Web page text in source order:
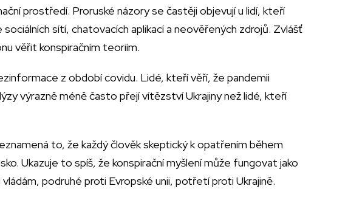
prostředí. Proruské názory se častěji objevují u lidí, kteří
sítí, chatovacích aplikací a neověřených zdrojů. Zvlášť
věřit konspiračním teoriím.
z období covidu. Lidé, kteří věří, že pandemii
výrazně méně často přejí vítězství Ukrajiny než lidé, kteří
to, že každý člověk skeptický k opatřením během
Ukazuje to spíš, že konspirační myšlení může fungovat jako
podruhé proti Evropské unii, potřetí proti Ukrajině.